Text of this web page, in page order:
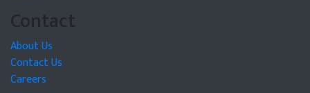
Contact
About Us
Contact Us
Careers